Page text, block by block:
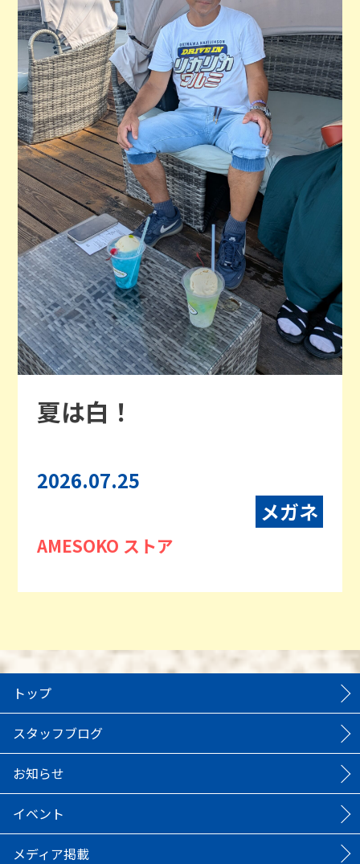
夏は白！
2026.07.25
メガネ
AMESOKO ストア
トップ
スタッフブログ
お知らせ
イベント
メディア掲載